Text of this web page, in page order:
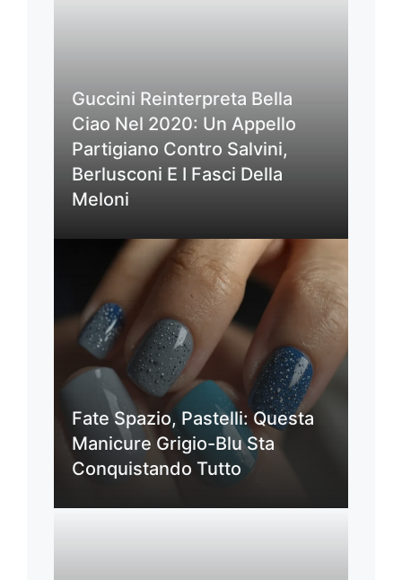
Guccini Reinterpreta Bella
Ciao Nel 2020: Un Appello
Partigiano Contro Salvini,
Berlusconi E I Fasci Della
Meloni
Fate Spazio, Pastelli: Questa
Manicure Grigio-Blu Sta
Conquistando Tutto